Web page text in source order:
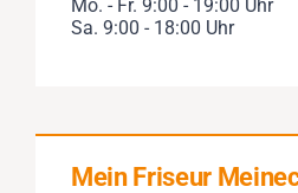
Mo. - Fr. 9:00 - 19:00 Uhr
Sa. 9:00 - 18:00 Uhr
Mein Friseur